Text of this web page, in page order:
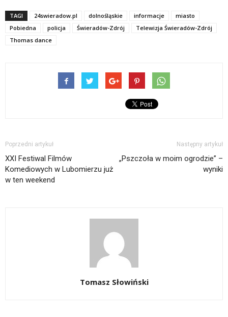
TAGI 24swieradow.pl dolnośląskie informacje
miasto
Pobiedna
policja Świeradów-Zdrój
Telewizja Świeradów-Zdrój
Thomas dance
Poprzedni artykuł
XXI Festiwal Filmów
Komediowych w Lubomierzu już
w ten weekend
Następny artykuł
„Pszczoła w moim ogrodzie” –
wyniki
Tomasz Słowiński